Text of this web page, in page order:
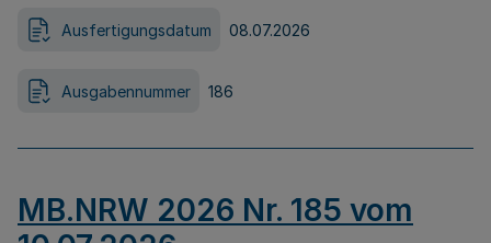
Ausfertigungsdatum 08.07.2026
Ausgabennummer 186
MB.NRW 2026 Nr. 185 vom